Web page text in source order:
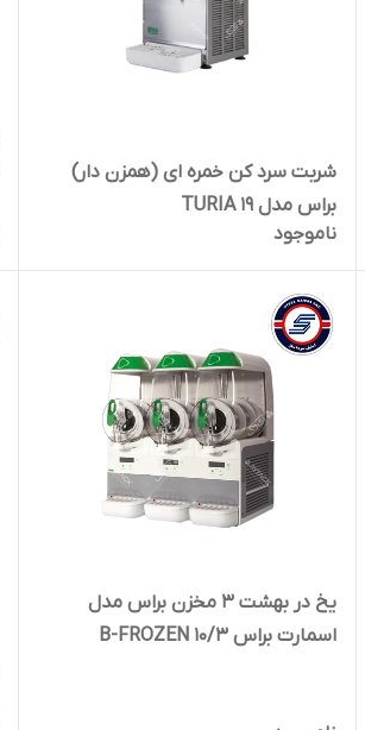
شربت سرد کن خمره ای (همزن دار)
براس مدل TURIA 19
ناموجود
یخ در بهشت 3 مخزن براس مدل
اسمارت براس B-FROZEN 10/3